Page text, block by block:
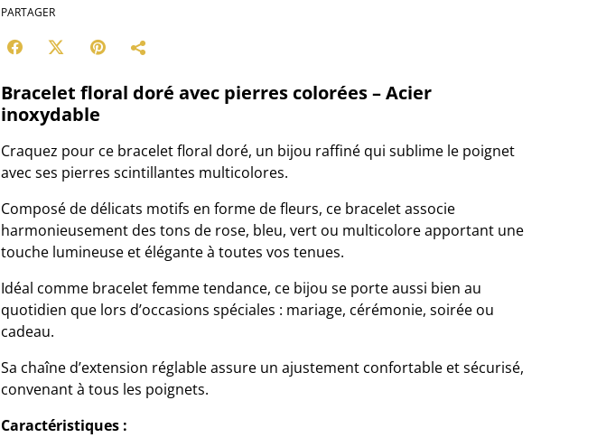
PARTAGER
Bracelet floral doré avec pierres colorées – Acier
inoxydable
Craquez pour ce bracelet floral doré, un bijou raffiné qui sublime le poignet
avec ses pierres scintillantes multicolores.
Composé de délicats motifs en forme de fleurs, ce bracelet associe
harmonieusement des tons de rose, bleu, vert ou multicolore apportant une
touche lumineuse et élégante à toutes vos tenues.
Idéal comme bracelet femme tendance, ce bijou se porte aussi bien au
quotidien que lors d’occasions spéciales : mariage, cérémonie, soirée ou
cadeau.
Sa chaîne d’extension réglable assure un ajustement confortable et sécurisé,
convenant à tous les poignets.
Caractéristiques :